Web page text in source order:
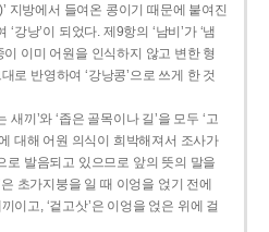
지방에서 들여온 콩이기 때문에 붙여진
강낭’이 되었다. 제9항의 ‘남비’가 ‘냄
이미 어원을 인식하지 않고 변한 형
로 반영하여 ‘강낭콩’으로 쓰게 한 것
끼’와 ‘좁은 골목이나 길’을 모두 ‘고
대해 어원 의식이 희박해져서 조사가
로 발음되고 있으므로 앞의 뜻의 말을
은 초가지붕을 일 때 이엉을 얹기 전에
이고, ‘겉고삿’은 이엉을 얹은 위에 걸